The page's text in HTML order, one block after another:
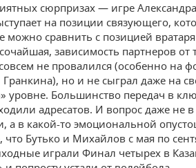
сюрпризах — игре
на позиции связующего,
можно сравнить с позицией вратаря
зависимость партнеров
не провалился (особенно на
но и не сыграл даже на
уровне. Большинство передач в
адресатов. И вопрос даже не
а в какой-то эмоциональной
что Бутько и Михайлов с мая по
играли Финал четырех в